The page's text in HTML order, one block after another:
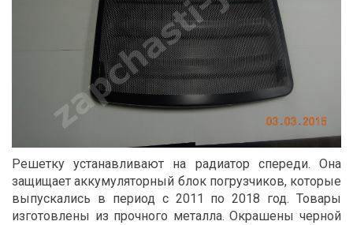
Решетку устанавливают на радиатор спереди. Она
защищает аккумуляторный блок погрузчиков, которые
выпускались в период с 2011 по 2018 год. Товары
изготовлены из прочного металла. Окрашены черной